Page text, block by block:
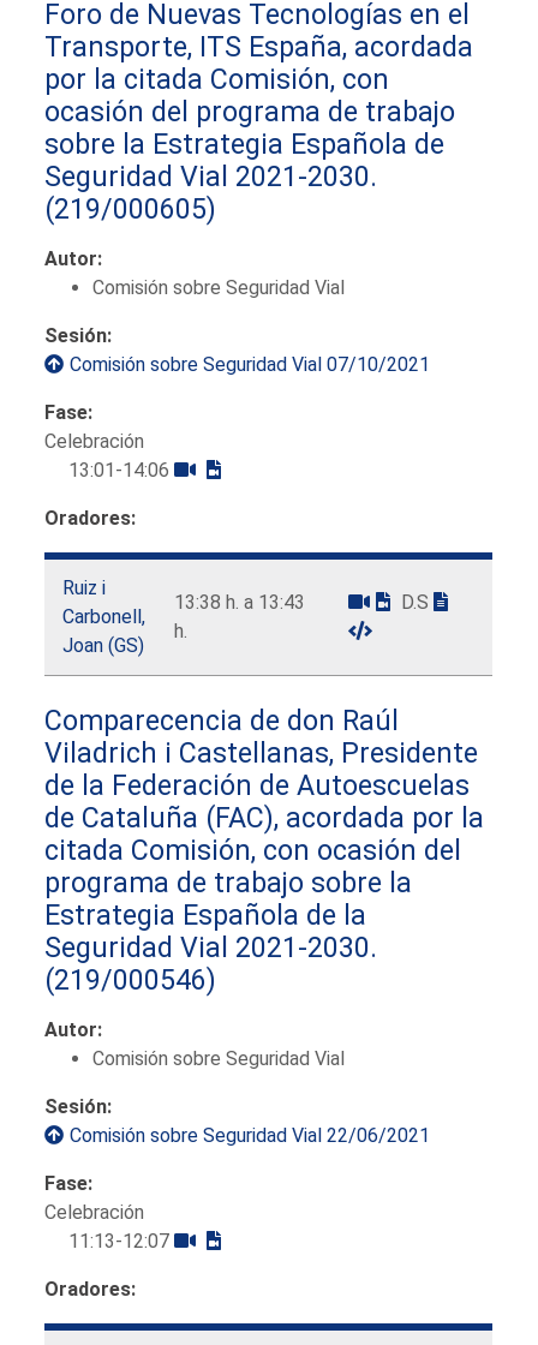
Foro de Nuevas Tecnologías en el
Transporte, ITS España, acordada
por la citada Comisión, con
ocasión del programa de trabajo
sobre la Estrategia Española de
Seguridad Vial 2021-2030.
(219/000605)
Autor:
Comisión sobre Seguridad Vial
Sesión:
Comisión sobre Seguridad Vial 07/10/2021
Fase:
Celebración
13:01-14:06
Oradores:
Ruiz i
Carbonell,
Joan (GS)
13:38 h. a 13:43
h.
D.S
Comparecencia de don Raúl
Viladrich i Castellanas, Presidente
de la Federación de Autoescuelas
de Cataluña (FAC), acordada por la
citada Comisión, con ocasión del
programa de trabajo sobre la
Estrategia Española de la
Seguridad Vial 2021-2030.
(219/000546)
Autor:
Comisión sobre Seguridad Vial
Sesión:
Comisión sobre Seguridad Vial 22/06/2021
Fase:
Celebración
11:13-12:07
Oradores: